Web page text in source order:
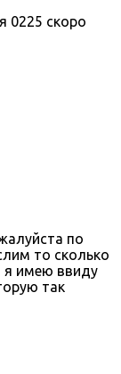
0225 скоро
по
то сколько
я имею ввиду
так